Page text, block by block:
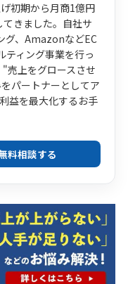
初期から月商1億円
きました。自社サ
グ、AmazonなどEC
ティング事業を行っ
売上をグロースさせ
パートナーとしてア
益を最大化するお手
料相談する